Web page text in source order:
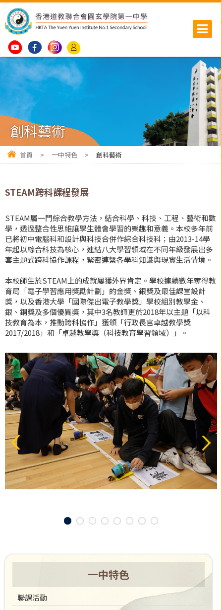
創科藝術
首頁 > 一中特色 > 創科藝術
STEAM跨科課程發展
STEAM屬一門綜合教學方法，結合科學、科技、工程、藝術和數
學，透過整合性思維讓學生體會學習的樂趣和意義。本校多年前
已將初中電腦科和設計與科技合併作綜合科技科；由2013-14學
年起以綜合科技為核心，連結八大學習領域在不同年級發展出多
套主題式跨科協作課程，緊密連繫各學科知識與現實生活情境。
本校師生於STEAM上的成就屢獲外界肯定。學校連續數年奪得教
育局「電子學習應用獎勵計劃」的金獎、銀獎及最佳課堂設計
獎，以及香港大學「國際傑出電子教學獎」學校組別教學金、
銀、銅獎及多個優異獎，其中3名教師更於2018年以主題「以科
技教育為本，推動跨科協作」獲頒「行政長官卓越教學獎
2017/2018」和「卓越教學獎（科技教育學習領域）」。
一中特色
聯課活動